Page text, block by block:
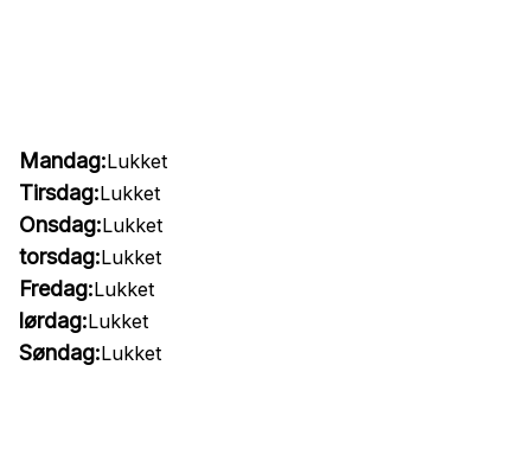
Mandag:Lukket
Tirsdag:Lukket
Onsdag:Lukket
torsdag:Lukket
Fredag:Lukket
lørdag:Lukket
Søndag:Lukket